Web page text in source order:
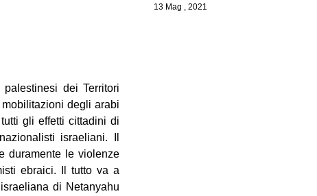
13 Mag , 2021
dei Territori
degli arabi
gli effetti cittadini di
israeliani. Il
duramente le violenze
ebraici. Il tutto va a
di Netanyahu